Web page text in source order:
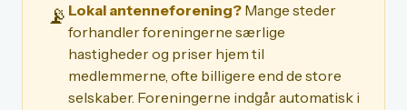
📡 Lokal antenneforening? Mange steder
forhandler foreningerne særlige
hastigheder og priser hjem til
medlemmerne, ofte billigere end de store
selskaber. Foreningerne indgår automatisk i